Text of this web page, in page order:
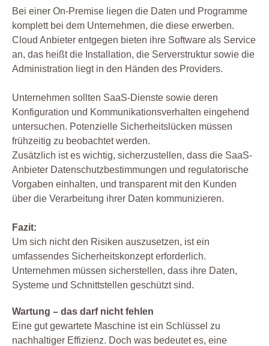
Bei einer On-Premise liegen die Daten und Programme
komplett bei dem Unternehmen, die diese erwerben.
Cloud Anbieter entgegen bieten ihre Software als Service
an, das heißt die Installation, die Serverstruktur sowie die
Administration liegt in den Händen des Providers.
Unternehmen sollten SaaS-Dienste sowie deren
Konfiguration und Kommunikationsverhalten eingehend
untersuchen. Potenzielle Sicherheitslücken müssen
frühzeitig zu beobachtet werden.
Zusätzlich ist es wichtig, sicherzustellen, dass die SaaS-
Anbieter Datenschutzbestimmungen und regulatorische
Vorgaben einhalten, und transparent mit den Kunden
über die Verarbeitung ihrer Daten kommunizieren.
Fazit:
Um sich nicht den Risiken auszusetzen, ist ein
umfassendes Sicherheitskonzept erforderlich.
Unternehmen müssen sicherstellen, dass ihre Daten,
Systeme und Schnittstellen geschützt sind.
Wartung – das darf nicht fehlen
Eine gut gewartete Maschine ist ein Schlüssel zu
nachhaltiger Effizienz. Doch was bedeutet es, eine